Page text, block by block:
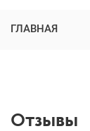
ГЛАВНАЯ
Отзывы